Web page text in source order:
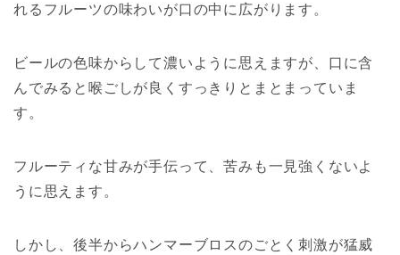
れるフルーツの味わいが口の中に広がります。
ビールの色味からして濃いように思えますが、口に含
んでみると喉ごしが良くすっきりとまとまっていま
す。
フルーティな甘みが手伝って、苦みも一見強くないよ
うに思えます。
しかし、後半からハンマーブロスのごとく刺激が猛威